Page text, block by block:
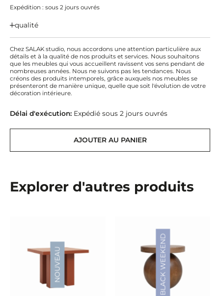
Expédition : sous 2 jours ouvrés
qualité
Chez SALAK studio, nous accordons une attention particulière aux
détails et à la qualité de nos produits et services. Nous souhaitons
que les meubles qui vous accueillent ravissent vos sens pendant de
nombreuses années. Nous ne suivons pas les tendances. Nous
créons des produits intemporels, grâce auxquels nos meubles se
présenteront de manière unique, quelle que soit l'évolution de votre
décoration intérieure.
Délai d'exécution:Expédié sous 2 jours ouvrés
AJOUTER AU PANIER
Explorer d'autres produits
NOUVEAU BLACK WEEKEND